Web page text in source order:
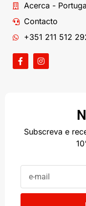
Acerca -
Contacto
+351 211 512
Subscreva e